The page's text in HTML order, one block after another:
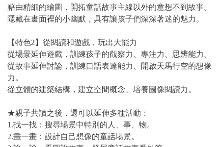
藉由精細的繪圖，開拓童話故事主線以外的意想不到故事。
隱藏在畫面裡的小幽默，具有讓孩子們深深著迷的魅力。
【特色2】從閱讀和遊戲，玩出大能力
從場景延伸遊戲，訓練孩子的觀察力、專注力、思辨能力。
從故事延伸討論，訓練口語表達能力、開啟天馬行空的想像
力。
從立體的建築結構，建立空間概念、培養圖像閱讀力。
★親子共讀之後，還可以延伸多種活動：
1.找一找：搜尋場景中特別的人、事、物。
2.畫一畫：設計自己想像的童話場景。